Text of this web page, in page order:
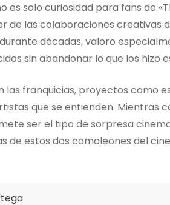
es solo curiosidad para fans de
de las colaboraciones creativas
décadas, valoro
sin abandonar lo que los hizo
las franquicias, proyectos como
que se entienden. Mientras
ser el tipo de sorpresa
de estos dos camaleones del